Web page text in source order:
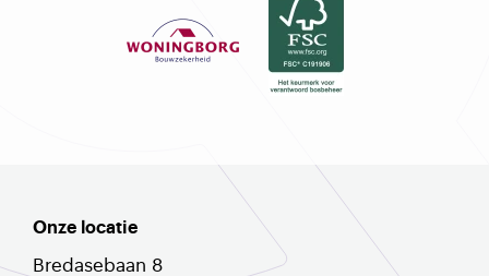
Onze locatie
Bredasebaan 8